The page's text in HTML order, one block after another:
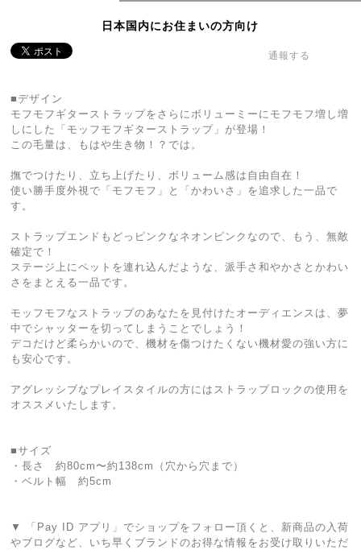
日本国内にお住まいの方向け
通報する
■デザイン
モフモフギターストラップをさらにボリューミーにモフモフ増し増
しにした「モッフモフギターストラップ」が登場！
この毛量は、もはや生き物！？では。
撫でつけたり、立ち上げたり、ボリューム感は自由自在！
使い勝手度外視で「モフモフ」と「かわいさ」を追求した一品で
す。
ストラップエンドもどっピンクなネオンピンクなので、もう、無敵
確定で！
ステージ上にペットを連れ込んだような、派手さ和やかさとかわい
さをまとえる一品です。
モッフモフなストラップのあなたを見付けたオーディエンスは、夢
中でシャッターを切ってしまうことでしょう！
デコだけど柔らかいので、機材を傷つけたくない機材愛の強い方に
も安心です。
アグレッシブなプレイスタイルの方にはストラップロックの使用を
オススメいたします。
■サイズ
・長さ 約80cm〜約138cm（穴から穴まで）
・ベルト幅 約5cm
▼ 「Pay ID アプリ」でショップをフォロー頂くと、新商品の入荷
やブログなど、いち早くブランドのお得な情報をお受け取りいただ